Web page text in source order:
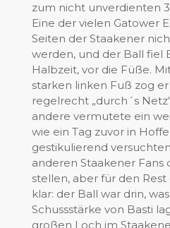
zum nicht unverdienten
Eine der vielen Gatower
Seiten der Staakener
werden, und der Ball fiel
Halbzeit, vor die Füße.
starken linken Fuß zog
regelrecht „durch´s
andere vermutete ein
wie ein Tag zuvor in
gestikulierend
anderen Staakener Fans
stellen, aber für den
klar: der Ball war drin,
Schussstärke von Basti
großen Loch im